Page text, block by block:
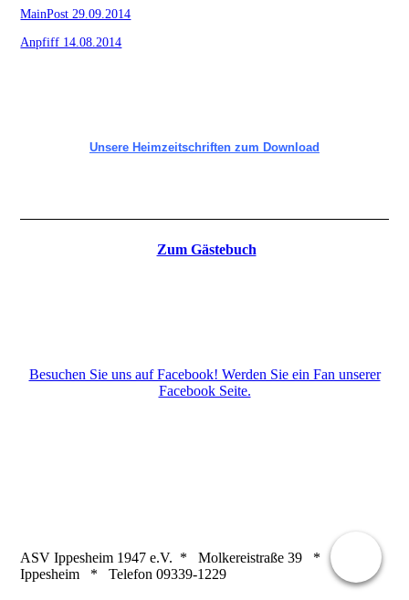
MainPost 29.09.2014
Anpfiff 14.08.2014
Unsere Heimzeitschriften zum Download
Zum Gästebuch
Besuchen Sie uns auf Facebook! Werden Sie ein Fan unserer
Facebook Seite.
ASV Ippesheim 1947 e.V. * Molkereistraße 39 * 97258
Ippesheim * Telefon 09339-1229